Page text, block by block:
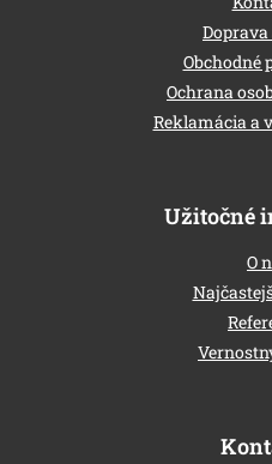
Obchodné
Ochrana
Reklamácia a
Užitočné
O